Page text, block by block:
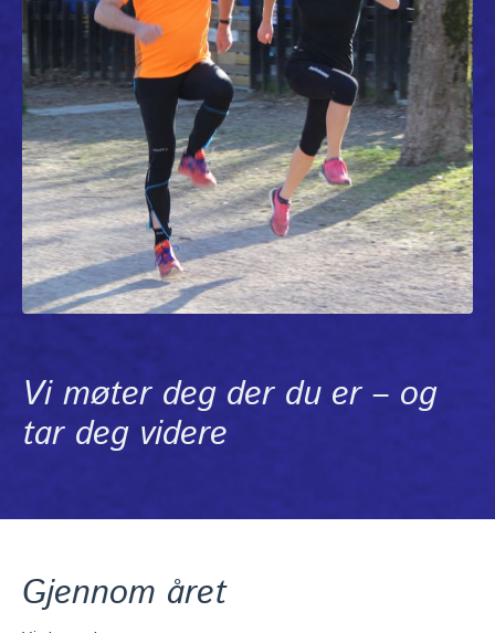
Vi møter deg der du er – og
tar deg videre
Gjennom året